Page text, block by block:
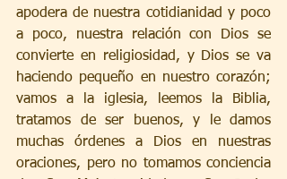
apodera de nuestra cotidianidad y poco
a poco, nuestra relación con Dios se
convierte en religiosidad, y Dios se va
haciendo pequeño en nuestro corazón;
vamos a la iglesia, leemos la Biblia,
tratamos de ser buenos, y le damos
muchas órdenes a Dios en nuestras
oraciones, pero no tomamos conciencia